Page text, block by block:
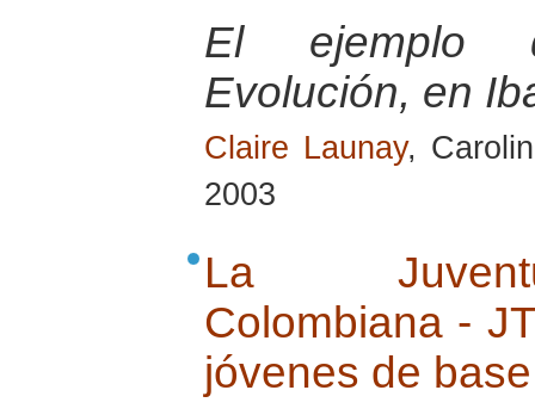
El ejemplo
Evolución, en
Claire Launay,
2003
La
Colombiana -
jóvenes de base